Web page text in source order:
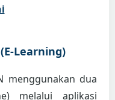
Learning)
menggunakan dua
melalui aplikasi